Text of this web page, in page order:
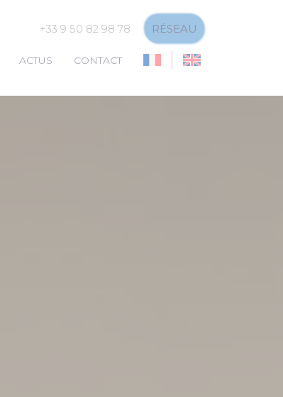
+33 9 50 82 98 78 RÉSEAU
ACTUS CONTACT